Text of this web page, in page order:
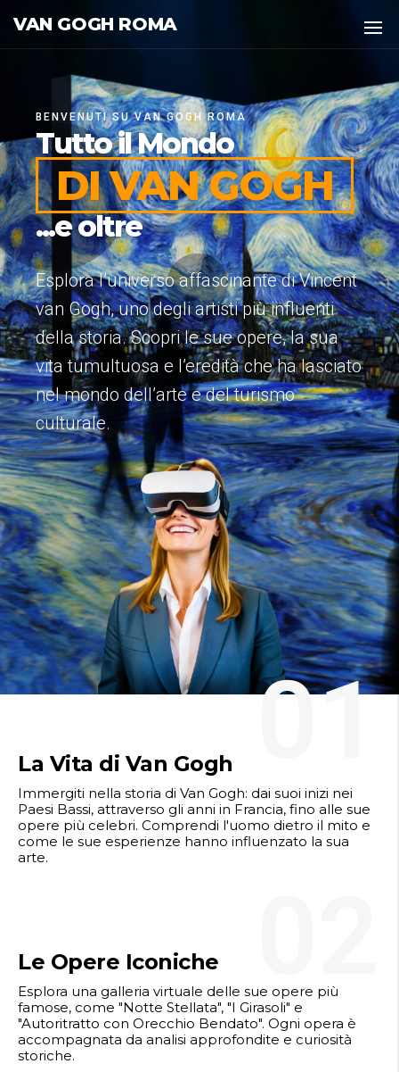
VAN GOGH ROMA
BENVENUTI SU VAN GOGH ROMA
Tutto il Mondo
DI VAN GOGH
...e oltre
Esplora l’universo affascinante di Vincent
van Gogh, uno degli artisti più influenti
della storia. Scopri le sue opere, la sua
vita tumultuosa e l’eredità che ha lasciato
nel mondo dell’arte e del turismo
culturale.
01
La Vita di Van Gogh
Immergiti nella storia di Van Gogh: dai suoi inizi nei
Paesi Bassi, attraverso gli anni in Francia, fino alle sue
opere più celebri. Comprendi l'uomo dietro il mito e
come le sue esperienze hanno influenzato la sua
arte.
Le Opere Iconiche
Esplora una galleria virtuale delle sue opere più
famose, come "Notte Stellata", "I Girasoli" e
"Autoritratto con Orecchio Bendato". Ogni opera è
accompagnata da analisi approfondite e curiosità
storiche.